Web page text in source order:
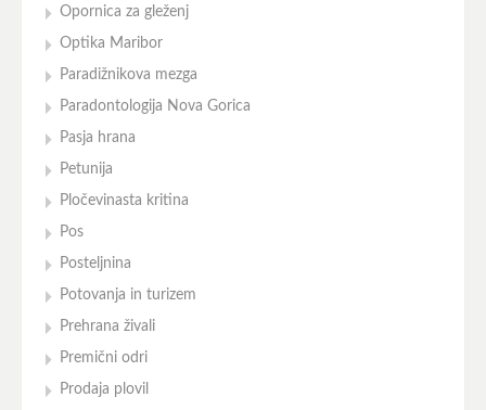
Opornica za gleženj
Optika Maribor
Paradižnikova mezga
Paradontologija Nova Gorica
Pasja hrana
Petunija
Pločevinasta kritina
Pos
Posteljnina
Potovanja in turizem
Prehrana živali
Premični odri
Prodaja plovil